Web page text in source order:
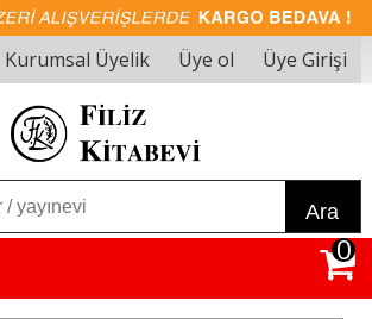
Kurumsal Üyelik Üye ol Üye Girişi
Ara
0